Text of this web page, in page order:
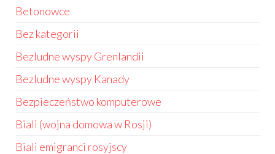
Betonowce
Bez kategorii
Bezludne wyspy Grenlandii
Bezludne wyspy Kanady
Bezpieczeństwo komputerowe
Biali (wojna domowa w Rosji)
Biali emigranci rosyjscy